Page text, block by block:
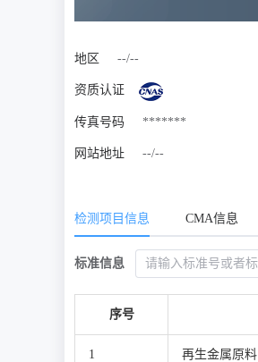
地区 --/--
资质认证
传真号码 *******
网站地址 --/--
检测项目信息 CMA信息
标准信息
序号
1 再生金属原料